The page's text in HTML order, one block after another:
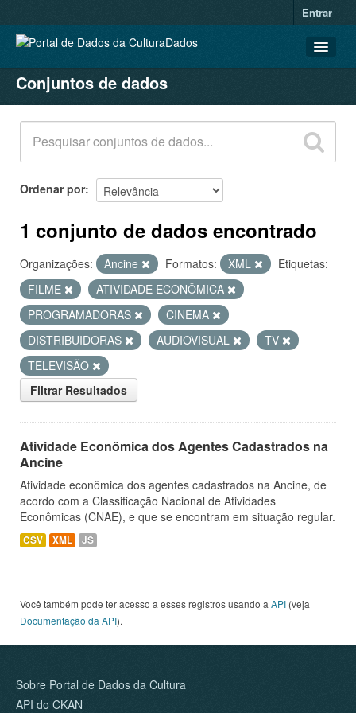
Entrar
CONJUNTOS DE DADOS
ORGANIZAÇÕES
GRUPOS
SOBRE
Conjuntos de dados
Ordenar por
1 conjunto de dados encontrado
Organizações: Ancine Formatos: XML
Etiquetas:
FILME
ATIVIDADE ECONÔMICA
PROGRAMADORAS
CINEMA
DISTRIBUIDORAS
AUDIOVISUAL
TV
TELEVISÃO
Filtrar Resultados
Atividade Econômica dos Agentes Cadastrados na
Ancine
Atividade econômica dos agentes cadastrados na Ancine, de
acordo com a Classificação Nacional de Atividades
Econômicas (CNAE), e que se encontram em situação regular.
CSV XML JS
Você também pode ter acesso a esses registros usando a API (veja
Documentação da API).
Sobre Portal de Dados da Cultura
API do CKAN